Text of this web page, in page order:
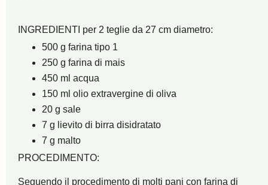
INGREDIENTI per 2 teglie da 27 cm diametro:
500 g farina tipo 1
250 g farina di mais
450 ml acqua
150 ml olio extravergine di oliva
20 g sale
7 g lievito di birra disidratato
7 g malto
PROCEDIMENTO:
Seguendo il procedimento di molti pani con farina di